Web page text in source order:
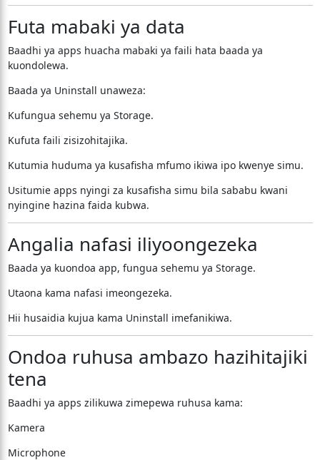
Futa mabaki ya data
Baadhi ya apps huacha mabaki ya faili hata baada ya
kuondolewa.
Baada ya Uninstall unaweza:
Kufungua sehemu ya Storage.
Kufuta faili zisizohitajika.
Kutumia huduma ya kusafisha mfumo ikiwa ipo kwenye simu.
Usitumie apps nyingi za kusafisha simu bila sababu kwani
nyingine hazina faida kubwa.
Angalia nafasi iliyoongezeka
Baada ya kuondoa app, fungua sehemu ya Storage.
Utaona kama nafasi imeongezeka.
Hii husaidia kujua kama Uninstall imefanikiwa.
Ondoa ruhusa ambazo hazihitajiki
tena
Baadhi ya apps zilikuwa zimepewa ruhusa kama:
Kamera
Microphone